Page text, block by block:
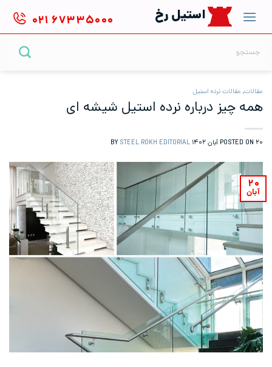
content
استیل رخ ۰۲۱ ۶۷۳۳۵۰۰۰
مقالات, مقالات نرده استیل
همه چیز درباره نرده استیل شیشه ای
POSTED ON ۲۰ آبان ۱۴۰۲ STEEL ROKH EDITORIAL
۲۰
آبان